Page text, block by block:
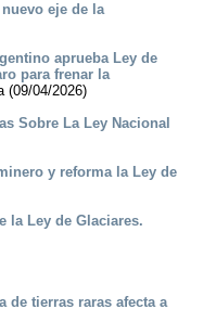
eje de la
aprueba Ley de
para frenar la
(09/04/2026)
Sobre La Ley Nacional
y reforma la Ley de
la Ley de Glaciares.
de tierras raras afecta a